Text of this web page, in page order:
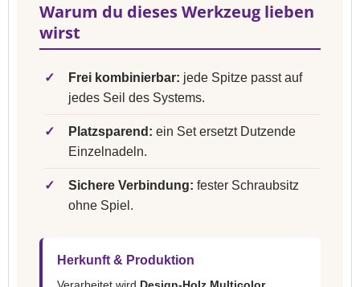
Warum du dieses Werkzeug lieben
wirst
✓ Frei kombinierbar: jede Spitze passt auf
jedes Seil des Systems.
✓ Platzsparend: ein Set ersetzt Dutzende
Einzelnadeln.
✓ Sichere Verbindung: fester Schraubsitz
ohne Spiel.
Herkunft & Produktion